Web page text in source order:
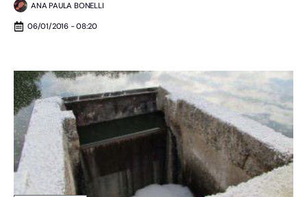
ANA PAULA BONELLI
06/01/2016 - 08:20